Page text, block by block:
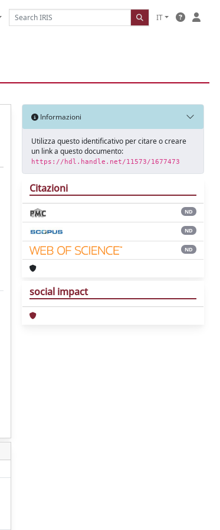
IT
Informazioni
Utilizza questo identificativo per citare o creare
un link a questo documento:
https://hdl.handle.net/11573/1677473
Citazioni
ND
ND
ND
social impact